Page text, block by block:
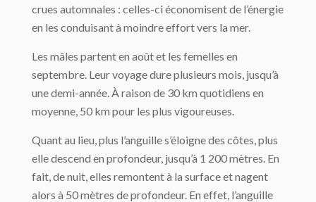
crues automnales : celles-ci économisent de l’énergie
en les conduisant à moindre effort vers la mer.
Les mâles partent en août et les femelles en
septembre. Leur voyage dure plusieurs mois, jusqu’à
une demi-année. À raison de 30 km quotidiens en
moyenne, 50 km pour les plus vigoureuses.
Quant au lieu, plus l’anguille s’éloigne des côtes, plus
elle descend en profondeur, jusqu’à 1 200 mètres. En
fait, de nuit, elles remontent à la surface et nagent
alors à 50 mètres de profondeur. En effet, l’anguille